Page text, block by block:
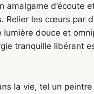
amalgame d’écoute
les cœurs par
douce et
tranquille libérant
la vie, tel un